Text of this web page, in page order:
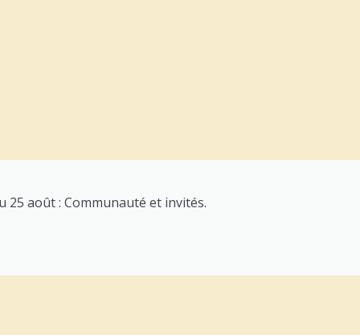
25 août : Communauté et invités.